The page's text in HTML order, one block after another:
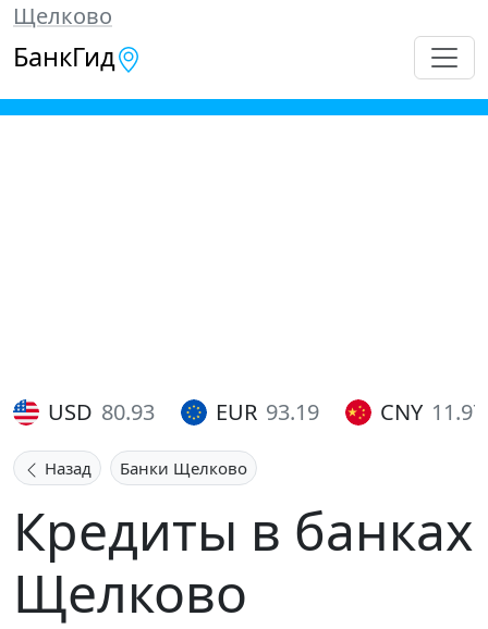
Щелково
БанкГид
USD 80.93 EUR 93.19 CNY 11.97
Назад Банки Щелково
Кредиты в банках
Щелково